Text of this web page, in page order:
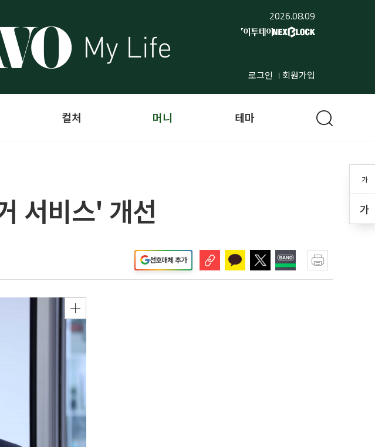
2026.08.09
로그인 회원가입
가
가
컬처 머니 테마
서비스' 개선
선호매체 추가